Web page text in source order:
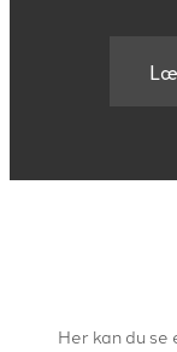
Her kan du